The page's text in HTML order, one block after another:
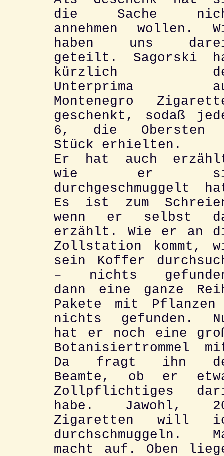
die Sache
annehmen wollen.
haben uns
geteilt. Sagorski
kürzlich
Unterprima
Montenegro
geschenkt, sodaß
6, die Obersten
Stück erhielten.
Er hat auch
wie er
durchgeschmuggelt
Es ist zum
wenn er selbst
erzählt. Wie er an
Zollstation kommt,
sein Koffer
– nichts
dann eine ganze
Pakete mit
nichts gefunden.
hat er noch eine
Botanisiertrommel
Da fragt ihn
Beamte, ob er
Zollpflichtiges
habe. Jawohl,
Zigaretten will
durchschmuggeln.
macht auf. Oben